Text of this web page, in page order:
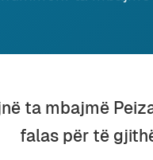
. Në tranzitiv. Hajde!
prezent?
ta mbajmë
falas për të